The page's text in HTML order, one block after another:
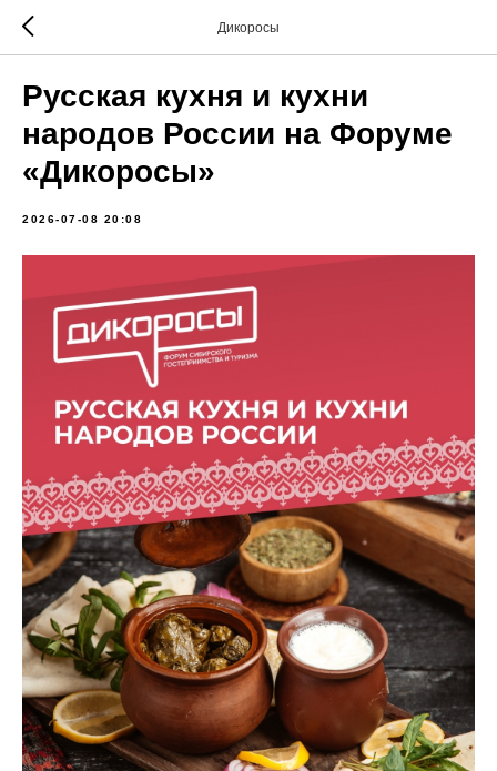
Дикоросы
Русская кухня и кухни
народов России на Форуме
«Дикоросы»
2026-07-08 20:08